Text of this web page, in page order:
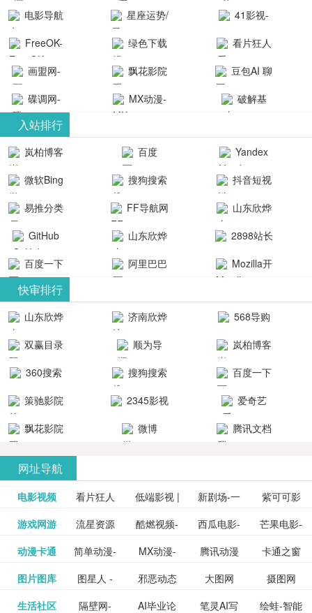
航-办公运营
院-哪吒影院
提供最新、
最全的高清
电影、电视
剧、动漫和
综艺节目免
费观看。平
台内容丰
富，更新快
速，支持在
线观看，满
足各类影迷
需求，提供
无广告、高
清流畅的观
影体验。
画-官网
动漫综合
电影导航
- 免费看电影
就来这！ | 快
导航网-免费
看电影就来
这！收录大
量免费看电
影网站！
星座运势/
最星座/美国
神婆星座网
41影视-
聚合最近好
看的电视剧
最新电影网
站-41影视为
成全短剧电
视剧、电视
剧大全、好
看的电视
剧、最新的
电影在线观
看，神马影
最新好看的
剧片、爱情
片、搞笑片
等全新电
影，是影
FreeOK-
FreeOK影视
官网-最新影
视资源|追剧
也很卷
绿色下载
吧
看片狂人
- 高清视频资
源免费在线
观看
画盟网-
画师联盟官
网
_huashilm.com_
动漫综合
飘花影院
网
豆包AI 聊
天智能对话
网页版入口
碟调网-
碟调网为您
提供最新电
视剧和2025
年最新电影
的在线观
看，快来碟
调电影网在
线观看最新
热门影视作
MX动漫-
漫免费在线
观看
破解基
整合当前互
联网最新最
全最优质的
软件免费下
载、资源免
费共享、技
术教程学习
台！整合破
合破解游
戏、整合安
卓破解软件
分享与下
载！旨在打
件共享站、
资源
入站排行
岚柏博客 百度
Yandex
搜索
微软Bing
搜狗搜索
引擎
抖音短视
频
易推分类
目录网
FF导航网
山东欣烨
化工有限公
GitHub
山东欣烨
生物科技有
2898站长
资源平台
百度一下
阿里巴巴
Mozilla开
快审排行
山东欣烨
生物科技有
济南欣烨
科技有限公
568导购
网
双赢目录
顺为导
航-办公运营
岚柏博客
360搜索
搜狗搜索
百度一下
策驰影院
2345影视
大全
爱奇艺
VIP会员
飘花影院
微博 腾讯文档
网址导航
电影视频 看片狂人 低端影视 |
免费高清
在线电影
新剧场-一
个网盘资
源分享小
紫可可影
视-紫可可,
免费提供
泡剧网_最
新电视剧
免费在线
更多>>
游戏网游 流星资源
网-流星蝴
蝶剑官网
酷燃视频-
致力于打
造中国领
西瓜电影-
西瓜视频
网站电影
芒果电影-
芒果TV网
站电影频
豆瓣电影-
豆瓣电影
更多>>
动漫卡通 简单动漫-
日本动画
MX动漫-
最新最全
腾讯动漫
频道
卡通之窗
三毛漫画
网
更多>>
图片图库 图星人 -
设计图片
邪恶动态
图片大全
大图网
摄图网
图行天下
更多>>
生活社区 隔壁网- AI毕业论 笔灵AI写 绘蛙-智能